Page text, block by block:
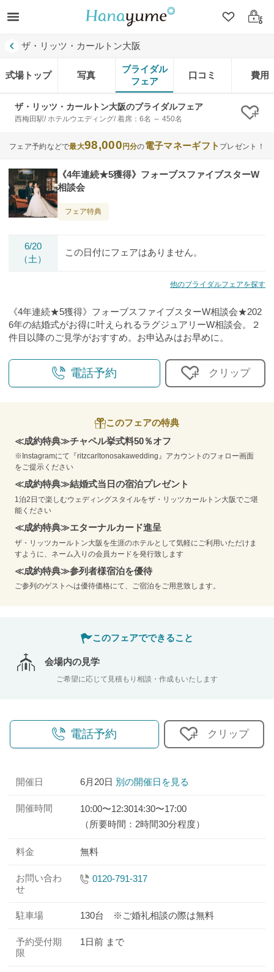
クリップ
ログ
ザ・リッツ・カールトン大阪
式場トップ 写真
ブライダル
フェア
口コミ 費用
ザ・リッツ・カールトン大阪のブライダルフェア
西梅田駅/ ホテルウエディング/ 着席：6名 ～ 450名 ク
フェア予約などで最大98,000 円分の電子マネーギフト プレゼント！
《4年連続★5獲得》フォーブスファイブスターW
相談会
フェア特典
6/20
（土）
この日付にフェアはありません。
他のブライダルフェアを探す
《4年連続★5獲得》フォーブスファイブスターW相談会★202
6年の結婚式がお得に叶えられるラグジュアリーW相談会。２
件目以降のご見学がおすすめ。お申込みはお早めに。
電話予約 クリップ
このフェアの特典
≪成約特典≫チャペル挙式料50％オフ
※Instagramにて『ritzcarltonosakawedding』アカウントのフォロー画面
をご提示ください
≪成約特典≫結婚式当日の宿泊プレゼント
1泊2日で楽しむウェディングスタイルをザ・リッツカールトン大阪でご堪
能ください
≪成約特典≫エターナルカード進呈
ザ・リッツカールトン大阪を生涯のホテルとして気軽にご利用いただけま
すように、ネーム入りの会員カードを発行致します
≪成約特典≫参列者様宿泊を優待
ご参列のゲストへは優待価格にて、ご宿泊をご用意致します。
このフェアでできること
会場内の見学
ご希望に応じて見積もり相談・作成もいたします
電話予約 クリップ
開催日 6月20日 別の開催日を見る
開催時間 10:00〜12:3014:30〜17:00
（所要時間：2時間30分程度）
料金 無料
お問い合わ
せ
0120-791-317
駐車場 130台 ※ご婚礼相談の際は無料
予約受付期
限
1日前 まで